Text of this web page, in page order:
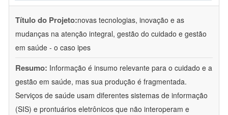
Título do Projeto:novas tecnologias, inovação e as
mudanças na atenção integral, gestão do cuidado e gestão
em saúde - o caso ipes
Resumo: Informação é insumo relevante para o cuidado e a
gestão em saúde, mas sua produção é fragmentada.
Serviços de saúde usam diferentes sistemas de informação
(SIS) e prontuários eletrônicos que não interoperam e